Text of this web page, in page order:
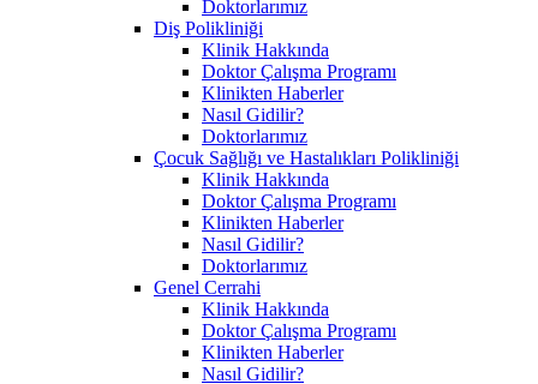
Doktorlarımız
Diş Polikliniği
Klinik Hakkında
Doktor Çalışma Programı
Klinikten Haberler
Nasıl Gidilir?
Doktorlarımız
Çocuk Sağlığı ve Hastalıkları Polikliniği
Klinik Hakkında
Doktor Çalışma Programı
Klinikten Haberler
Nasıl Gidilir?
Doktorlarımız
Genel Cerrahi
Klinik Hakkında
Doktor Çalışma Programı
Klinikten Haberler
Nasıl Gidilir?